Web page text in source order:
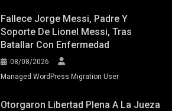
Fallece Jorge Messi, Padre Y
Soporte De Lionel Messi, Tras
Batallar Con Enfermedad
08/08/2026
Managed WordPress Migration User
Otorgaron Libertad Plena A La Jueza